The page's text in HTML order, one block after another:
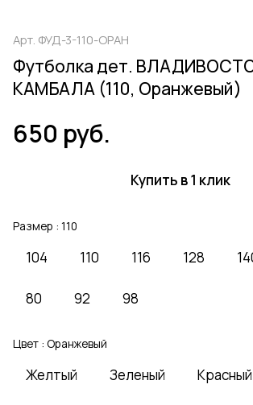
Арт. ФУД-3-110-ОРАН
Футболка дет.
КАМБАЛА (110, Оранжевый)
650 руб.
Купить в 1 клик
Размер : 110
104 110 116 128
80 92 98
Цвет : Оранжевый
Желтый Зеленый Красный